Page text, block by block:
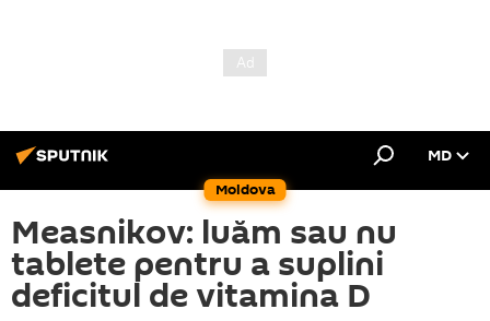
Moldova
MD
Measnikov: luăm sau nu
tablete pentru a suplini
deficitul de vitamina D